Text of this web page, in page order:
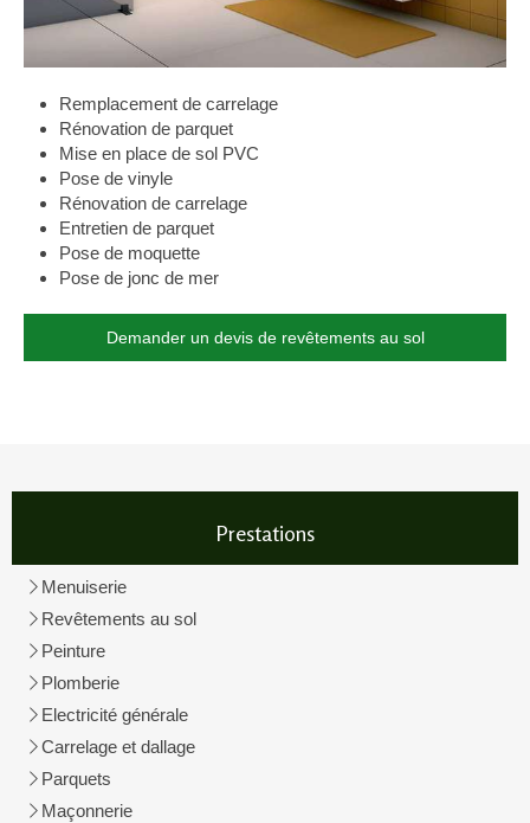
Remplacement de carrelage
Rénovation de parquet
Mise en place de sol PVC
Pose de vinyle
Rénovation de carrelage
Entretien de parquet
Pose de moquette
Pose de jonc de mer
Demander un devis de revêtements au sol
Prestations
Menuiserie
Revêtements au sol
Peinture
Plomberie
Electricité générale
Carrelage et dallage
Parquets
Maçonnerie